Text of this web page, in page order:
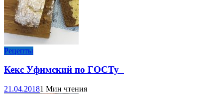
Рецепты
Кекс Уфимский по ГОСТу
21.04.20181 Мин чтения